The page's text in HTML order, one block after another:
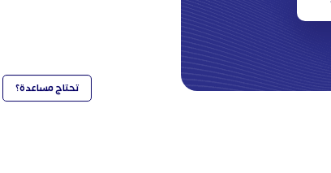
تحتاج مساعدة؟